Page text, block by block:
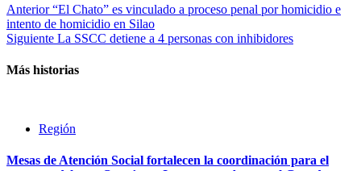
Post
navigation
Anterior“El Chato” es vinculado a proceso penal por homicidio e
intento de homicidio en Silao
Siguiente La SSCC detiene a 4 personas con inhibidores
Más historias
Región
Mesas de Atención Social fortalecen la coordinación para el